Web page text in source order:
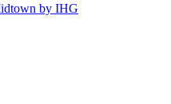
by IHG